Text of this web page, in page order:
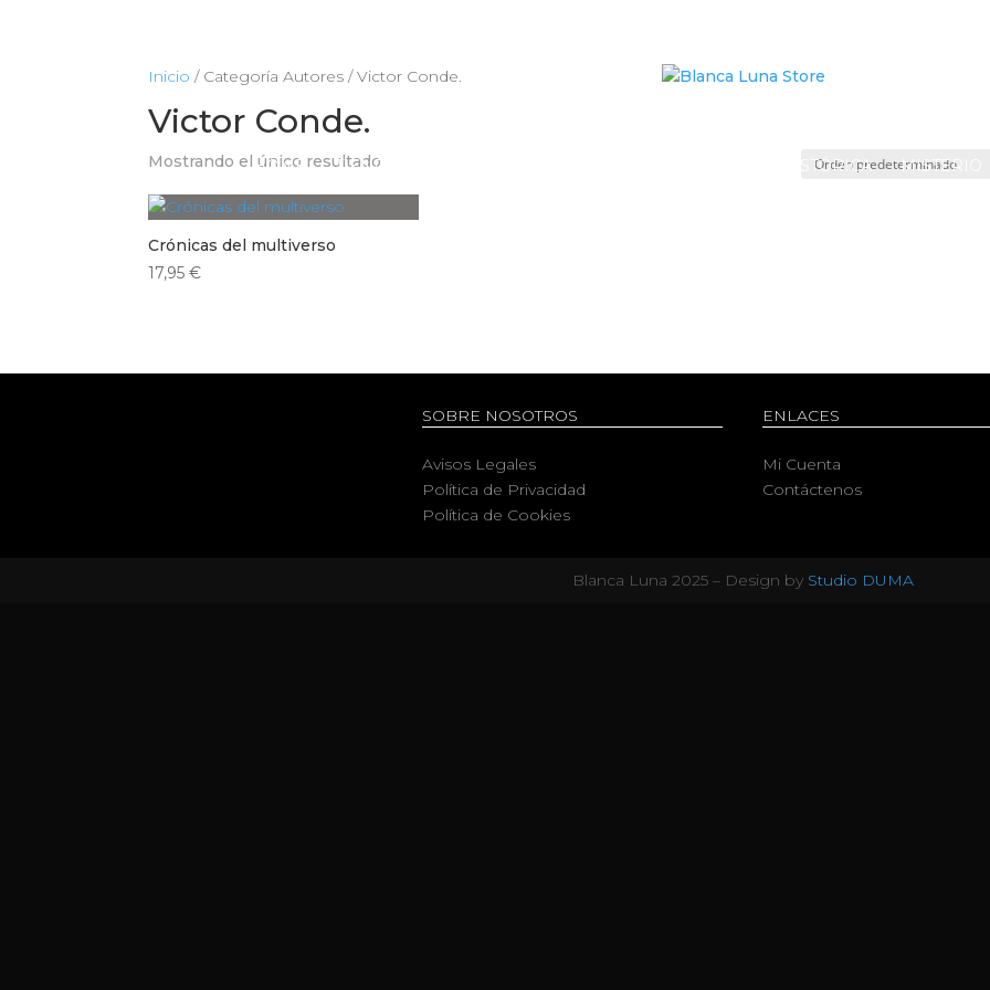
HOME TIENDA NOVELA HISTÓRICA MISTERIO
Inicio / Categoría Autores / Victor Conde.
Victor Conde.
Mostrando el único resultado
Crónicas del multiverso
17,95€
SOBRE NOSOTROS
Avisos Legales
Política de Privacidad
Política de Cookies
ENLACES
Mi Cuenta
Contáctenos
Blanca Luna 2025 – Design by Studio DUMA